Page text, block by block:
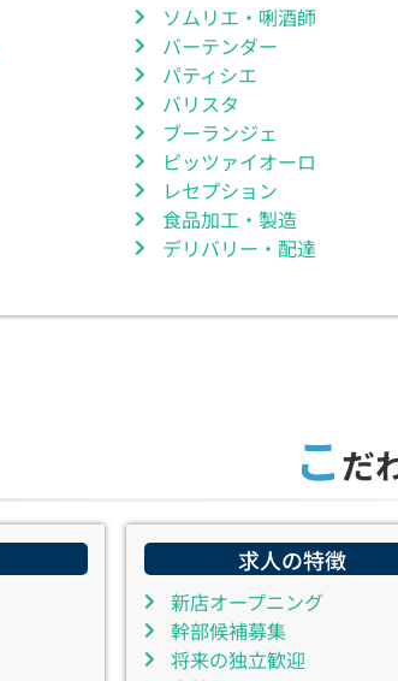
ソムリエ・唎酒師
バーテンダー
パティシエ
バリスタ
ブーランジェ
ピッツァイオーロ
レセプション
食品加工・製造
デリバリー・配達
こだ
求人の特徴
新店オープニング
幹部候補募集
将来の独立歓迎